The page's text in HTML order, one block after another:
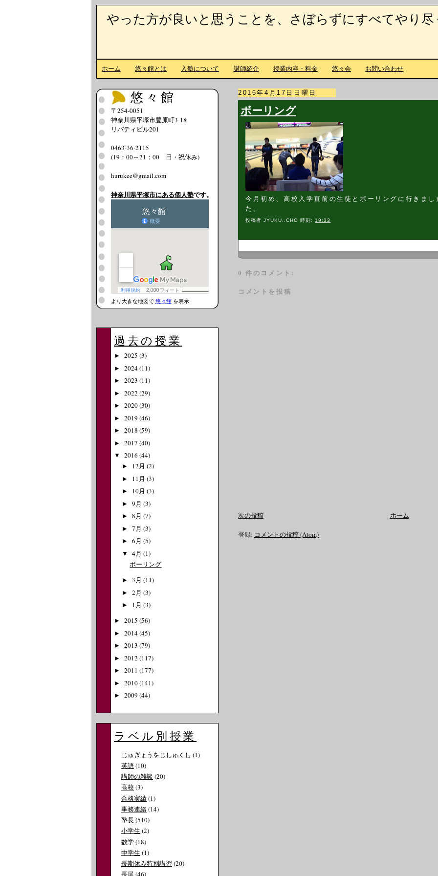
やった方が良いと思うことを、さぼらずにすべてやり尽
ホーム 悠々館とは 入塾について 講師紹介 授業内容・料金 悠々会 お問い合わせ
2016年4月17日日曜日
ボーリング
今月初め、高校入学直前の生徒とボーリングに行きま
た。
投稿者JYUKU..CHO 時刻: 19:33
0 件のコメント:
コメントを投稿
次の投稿 ホーム
登録: コメントの投稿 (Atom)
悠々館
〒254-0051
神奈川県平塚市豊原町3-18
リバティビル201
0463-36-2115
(19：00～21：00 日・祝休み)
hurukee@gmail.com
神奈川県平塚市にある個人塾です。
より大きな地図で 悠々館 を表示
過去の授業
► 2025 (3)
► 2024(11)
► 2023 (11)
► 2022 (29)
► 2020(30)
► 2019 (46)
► 2018 (59)
► 2017 (40)
▼ 2016 (44)
► 12月 (2)
► 11月 (3)
► 10月 (3)
► 9月 (3)
► 8月 (7)
► 7月 (3)
► 6月 (5)
▼ 4月 (1)
ボーリング
► 3月 (11)
► 2月 (3)
► 1月 (3)
► 2015 (56)
► 2014(45)
► 2013 (79)
► 2012 (117)
► 2011 (177)
► 2010(141)
► 2009 (44)
ラベル別授業
じゅぎょうをじしゅくし (1)
英語(10)
講師の雑談 (20)
高校 (3)
合格実績(1)
事務連絡(14)
塾長(510)
小学生 (2)
数学(18)
中学生 (1)
長期休み特別講習 (20)
長尾 (46)